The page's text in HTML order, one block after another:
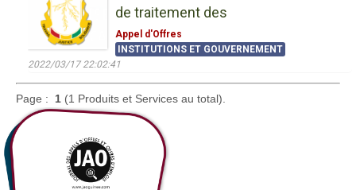
de traitement des
Appel d'Offres
INSTITUTIONS ET GOUVERNEMENT
2022/03/17 22:02:41
Page : 1 (1 Produits et Services au total).